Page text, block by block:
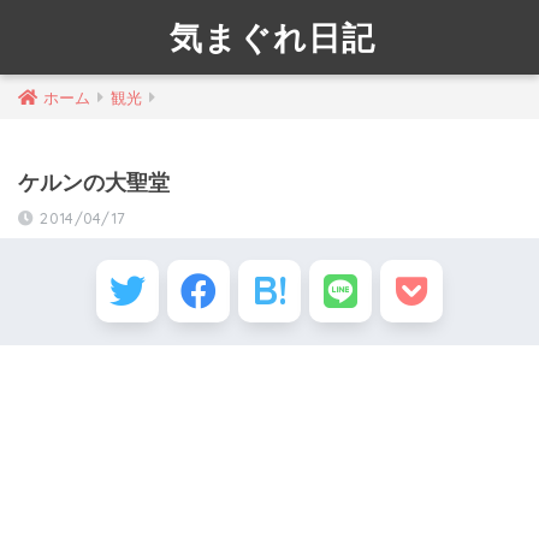
気まぐれ日記
ホーム 観光
ケルンの大聖堂
2014/04/17